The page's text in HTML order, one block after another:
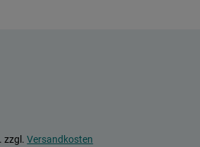
zzgl.Versandkosten